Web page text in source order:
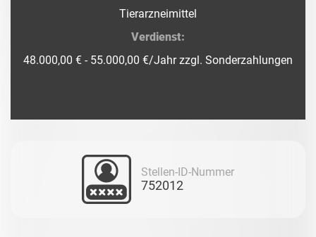
Tierarzneimittel
Verdienst:
48.000,00 € - 55.000,00 €/Jahr zzgl. Sonderzahlungen
Stellen-ID-Nummer
752012